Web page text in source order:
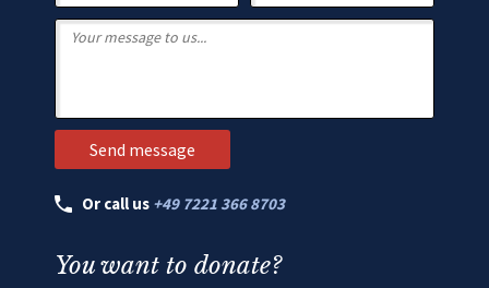
Or call us +49 7221 366 8703
You want to donate?